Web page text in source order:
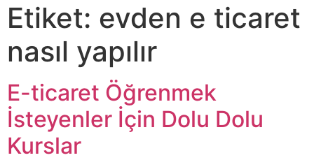
Etiket: evden e ticaret
nasıl yapılır
E-ticaret Öğrenmek
İsteyenler İçin Dolu Dolu
Kurslar